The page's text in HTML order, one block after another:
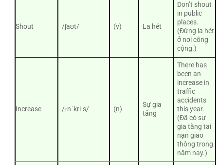
Shout /ʃaʊt/ (v) La hét
Don’t shout
in public
places.
(Đừng la hét
ở nơi công
cộng.)
Increase /ɪnˈkriːs/ (n)
Sự gia
tăng
There has
been an
increase in
traffic
accidents
this year.
(Đã có sự
gia tăng tai
nạn giao
thông trong
năm nay.)